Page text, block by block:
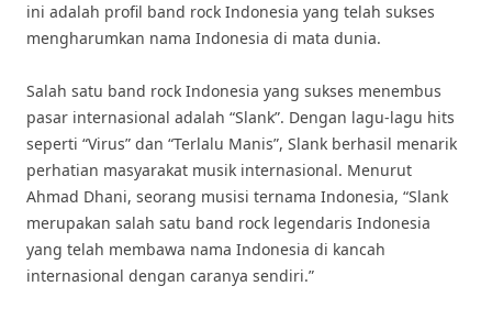
ini adalah profil band rock Indonesia yang telah sukses
mengharumkan nama Indonesia di mata dunia.
Salah satu band rock Indonesia yang sukses menembus
pasar internasional adalah “Slank”. Dengan lagu-lagu hits
seperti “Virus” dan “Terlalu Manis”, Slank berhasil menarik
perhatian masyarakat musik internasional. Menurut
Ahmad Dhani, seorang musisi ternama Indonesia, “Slank
merupakan salah satu band rock legendaris Indonesia
yang telah membawa nama Indonesia di kancah
internasional dengan caranya sendiri.”